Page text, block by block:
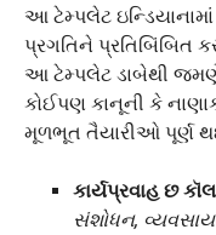
આ ટેમ્પલેટ
પ્રગતિને પ્રતિબિંબિત
આ ટેમ્પલેટ ડાબેથી
કોઈપણ કાનૂની કે
મૂળભૂત તૈયારીઓ પૂર્ણ
કાર્યપ્રવાહ છ
સંશોધન,